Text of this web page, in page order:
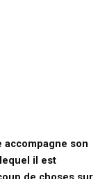
son
il est